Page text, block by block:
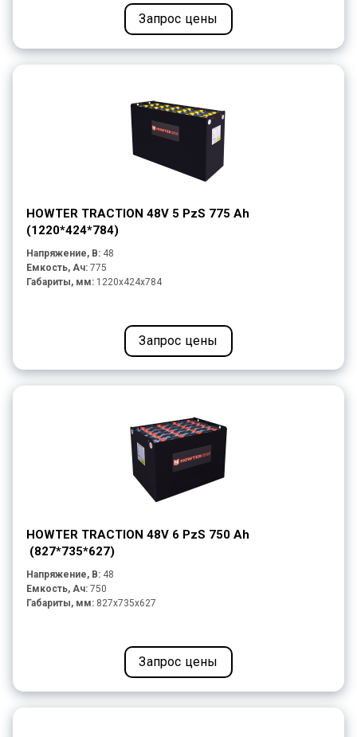
Запрос цены
HOWTER TRACTION 48V 5 PzS 775 Ah
(1220*424*784)
Напряжение, В: 48
Емкость, Ач: 775
Габариты, мм: 1220x424x784
Запрос цены
HOWTER TRACTION 48V 6 PzS 750 Ah
(827*735*627)
Напряжение, В: 48
Емкость, Ач: 750
Габариты, мм: 827x735x627
Запрос цены